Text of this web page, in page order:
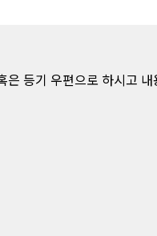
은 등기 우편으로 하시고 내